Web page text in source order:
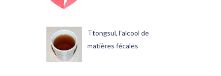
Ttongsul, l'alcool de
matières fécales